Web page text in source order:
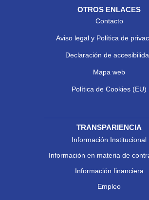
OTROS ENLACES
Contacto
Aviso legal y Política de
Declaración de
Mapa web
Política de Cookies (EU)
TRANSPARIENCIA
Información Institucional
Información en materia de
Información financiera
Empleo